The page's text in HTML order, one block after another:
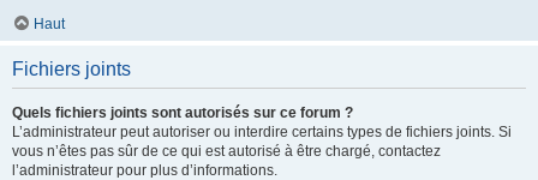
Haut
Fichiers joints
Quels fichiers joints sont autorisés sur ce forum ?
L’administrateur peut autoriser ou interdire certains types de fichiers joints. Si
vous n’êtes pas sûr de ce qui est autorisé à être chargé, contactez
l’administrateur pour plus d’informations.